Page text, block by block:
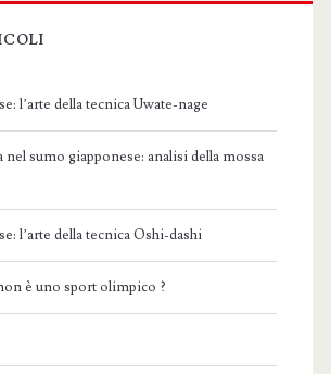
l’arte della tecnica Uwate-nage
nel sumo giapponese: analisi della mossa
l’arte della tecnica Oshi-dashi
è uno sport olimpico ?